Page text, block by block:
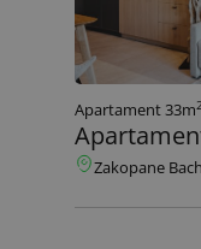
Apartament 33m2
Zakopane